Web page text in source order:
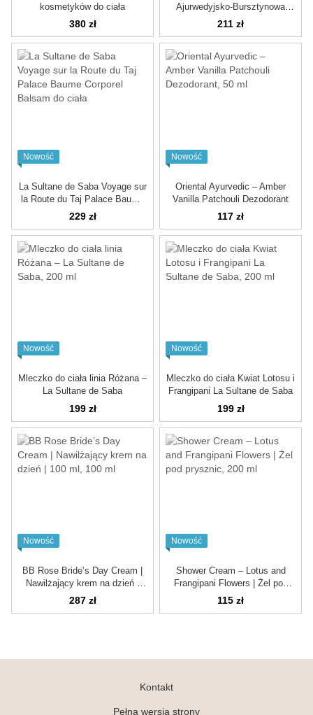
kosmetyków do ciała
380 zł
Ajurwedyjsko-Bursztynowa
Paczula Waniliowa La Sultane
211 zł
Nowość
La Sultane de Saba Voyage sur
la Route du Taj Palace Baume
Corporel Balsam do ciała
229 zł
Nowość
Oriental Ayurvedic – Amber
Vanilla Patchouli Dezodorant
117 zł
Nowość
Mleczko do ciała linia Różana –
La Sultane de Saba
199 zł
Nowość
Mleczko do ciała Kwiat Lotosu i
Frangipani La Sultane de Saba
199 zł
Nowość
BB Rose Bride’s Day Cream |
Nawilżający krem ​​na dzień |
100 ml
287 zł
Nowość
Shower Cream – Lotus and
Frangipani Flowers | Żel pod
prysznic
115 zł
Kontakt
Pełna wersja strony